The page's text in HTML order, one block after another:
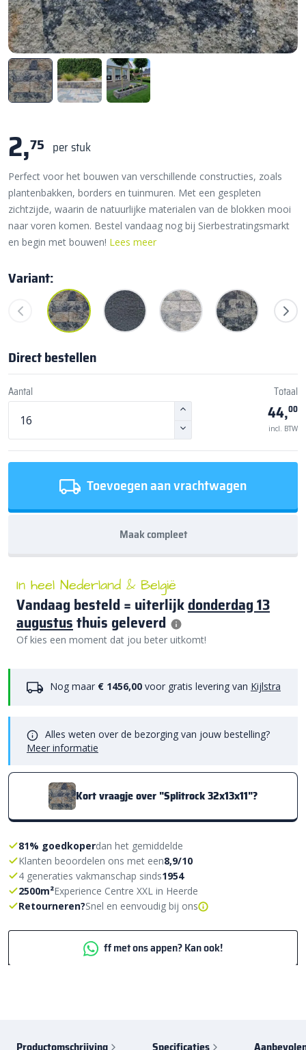
2,75 per stuk
Perfect voor het bouwen van verschillende constructies, zoals
plantenbakken, borders en tuinmuren. Met een gespleten
zichtzijde, waarin de natuurlijke materialen van de blokken mooi
naar voren komen. Bestel vandaag nog bij Sierbestratingsmarkt
en begin met bouwen! Lees meer
Variant:
Direct bestellen
Aantal Totaal
44,00
incl. BTW
Toevoegen aan vrachtwagen
Maak compleet
In heel Nederland & België
Vandaag besteld = uiterlijkdonderdag 13
augustusthuis geleverd
Of kies een moment dat jou beter uitkomt!
Nog maar € 1456,00 voor gratis levering van Kijlstra
Alles weten over de bezorging van jouw bestelling?
Meer informatie
Kort vraagje over "Splitrock 32x13x11"?
81% goedkoperdan het gemiddelde
Klanten beoordelen ons met een8,9/10
4 generaties vakmanschap sinds1954
2500m²Experience Centre XXL in Heerde
Retourneren?Snel en eenvoudig bij ons
ff met ons appen? Kan ook!